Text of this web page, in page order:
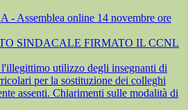
- Assemblea online 14 novembre ore
SINDACALE FIRMATO IL CCNL
utilizzo degli insegnanti di
per la sostituzione dei colleghi
assenti. Chiarimenti sulle modalità di